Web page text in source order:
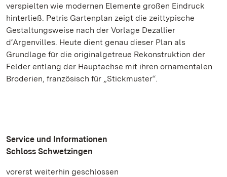
verspielten wie modernen Elemente großen Eindruck
hinterließ. Petris Gartenplan zeigt die zeittypische
Gestaltungsweise nach der Vorlage Dezallier
d‘Argenvilles. Heute dient genau dieser Plan als
Grundlage für die originalgetreue Rekonstruktion der
Felder entlang der Hauptachse mit ihren ornamentalen
Broderien, französisch für „Stickmuster“.
Service und Informationen
Schloss Schwetzingen
vorerst weiterhin geschlossen